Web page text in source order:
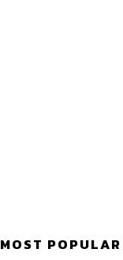
MOST POPULAR